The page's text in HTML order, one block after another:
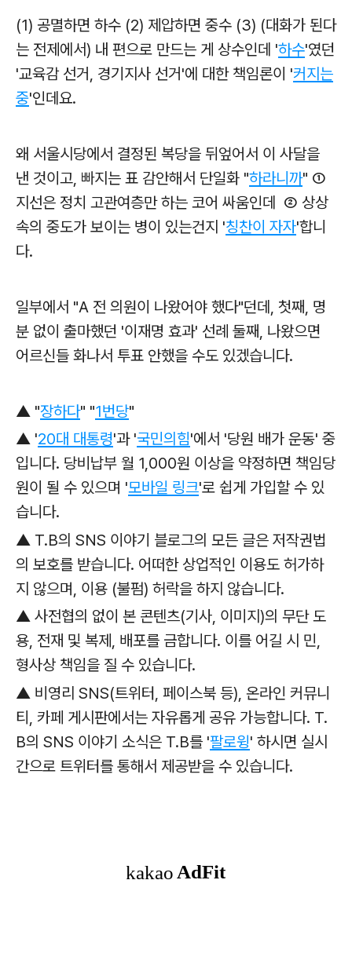
(1) 공멸하면 하수 (2) 제압하면 중수 (3) (대화가 된다
는 전제에서) 내 편으로 만드는 게 상수인데 '하수'였던
'교육감 선거, 경기지사 선거'에 대한 책임론이 '커지는
중'인데요.
왜 서울시당에서 결정된 복당을 뒤엎어서 이 사달을
낸 것이고, 빠지는 표 감안해서 단일화 "하라니까" ①
지선은 정치 고관여층만 하는 코어 싸움인데 ② 상상
속의 중도가 보이는 병이 있는건지 '칭찬이 자자'합니
다.
일부에서 "A 전 의원이 나왔어야 했다"던데, 첫째, 명
분 없이 출마했던 '이재명 효과' 선례 둘째, 나왔으면
어르신들 화나서 투표 안했을 수도 있겠습니다.
▲ "장하다" "1번당"
▲ '20대 대통령'과 '국민의힘'에서 '당원 배가 운동' 중
입니다. 당비납부 월 1,000원 이상을 약정하면 책임당
원이 될 수 있으며 '모바일 링크'로 쉽게 가입할 수 있
습니다.
▲ T.B의 SNS 이야기 블로그의 모든 글은 저작권법
의 보호를 받습니다. 어떠한 상업적인 이용도 허가하
지 않으며, 이용 (불펌) 허락을 하지 않습니다.
▲ 사전협의 없이 본 콘텐츠(기사, 이미지)의 무단 도
용, 전재 및 복제, 배포를 금합니다. 이를 어길 시 민,
형사상 책임을 질 수 있습니다.
▲ 비영리 SNS(트위터, 페이스북 등), 온라인 커뮤니
티, 카페 게시판에서는 자유롭게 공유 가능합니다. T.
B의 SNS 이야기 소식은 T.B를 '팔로윙' 하시면 실시
간으로 트위터를 통해서 제공받을 수 있습니다.